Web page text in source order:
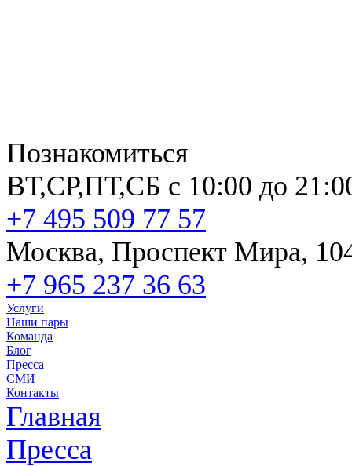
Познакомиться
ВТ,СР,ПТ,СБ с 10:00 до
+7 495 509 77 57
Москва, Проспект Мира,
+7 965 237 36 63
Услуги
Наши пары
Команда
Блог
Пресса
СМИ
Контакты
Главная
Пресса